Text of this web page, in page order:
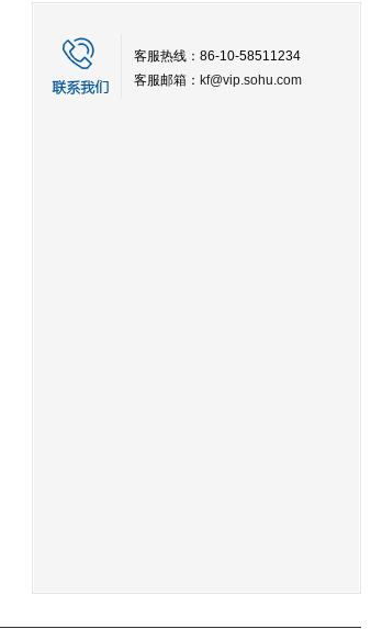
客服热线：86-10-58511234
客服邮箱： kf@vip.sohu.com